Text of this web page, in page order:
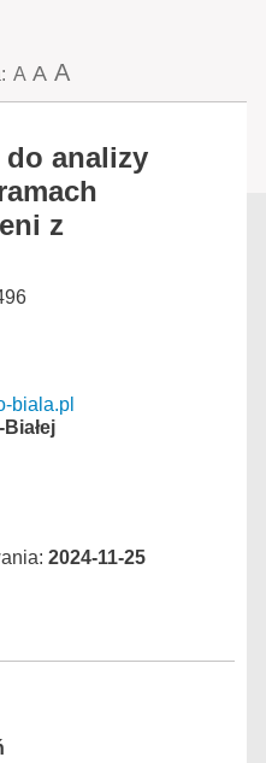
A A A
do analizy
z
biala.pl
2024-11-25